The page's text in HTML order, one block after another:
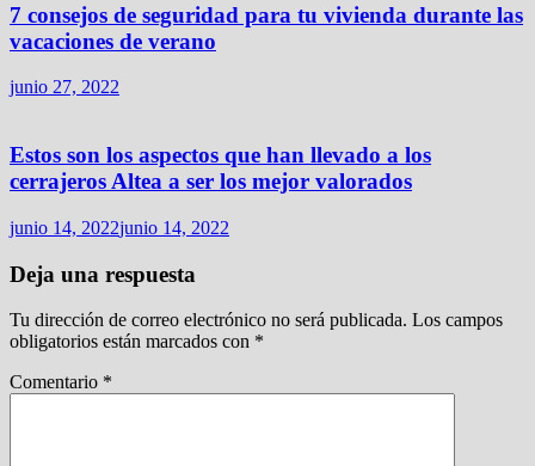
7 consejos de seguridad para tu vivienda durante las
vacaciones de verano
junio 27, 2022
Estos son los aspectos que han llevado a los
cerrajeros Altea a ser los mejor valorados
junio 14, 2022junio 14, 2022
Deja una respuesta
Tu dirección de correo electrónico no será publicada. Los campos
obligatorios están marcados con *
Comentario *